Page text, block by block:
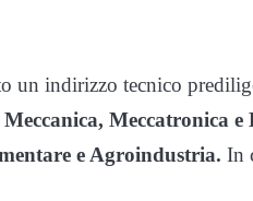
un indirizzo tecnico
Meccatronica
e Agroindustria. In